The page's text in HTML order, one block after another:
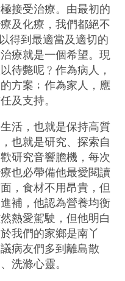
接受治療。由最初的
及化療，我們都絕不
得到最適當及適切的
療就是一個希望。現
待斃呢﹖作為病人，
方案﹔作為家人，應
及支持。
活，也就是保持高質
也就是研究、探索自
研究音響膽機，每次
也必帶備他最愛閱讀
，食材不用昂貴，但
補，他認為營養均衡
熱愛駕駛，但他明白
我們的家鄉是南丫
病友們多到離島散
洗滌心靈。